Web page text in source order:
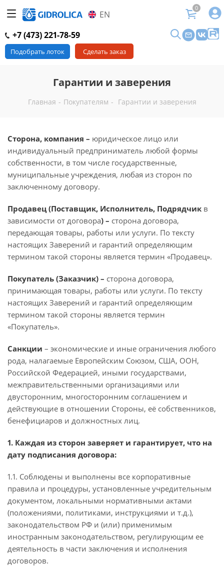
EN
0
+7 (473) 221-78-59
Подобрать лоток Сделать заказ
Гарантии и заверения
Главная - Покупателям - Гарантии и заверения
Сторона, компания – юридическое лицо или
индивидуальный предприниматель любой формы
собственности, в том числе государственные,
муниципальные учреждения, любая из сторон по
заключенному договору.
Продавец (Поставщик, Исполнитель, Подрядчик в
зависимости от договора) – сторона договора,
передающая товары, работы или услуги. По тексту
настоящих Заверений и гарантий определяющим
термином такой стороны является термин «Продавец».
Покупатель (Заказчик) – сторона договора,
принимающая товары, работы или услуги. По тексту
настоящих Заверений и гарантий определяющим
термином такой стороны является термин
«Покупатель».
Санкции – экономические и иные ограничения любого
рода, налагаемые Европейским Союзом, США, ООН,
Российской Федерацией, иными государствами,
межправительственными организациями или
двусторонним, многосторонним соглашением и
действующие в отношении Стороны, её собственников,
бенефициаров и должностных лиц.
1. Каждая из сторон заверяет и гарантирует, что на
дату подписания договора:
1.1. Соблюдены и выполнены все корпоративные
правила и процедуры, установленные учредительным
документом, локальными нормативными актами
(положениями, политиками, инструкциями и т.д.),
законодательством РФ и (или) применимым
иностранным законодательством, регулирующим ее
деятельность в части заключения и исполнения
договоров.